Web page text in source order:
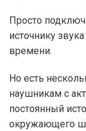
Просто
источнику
времени.
Но есть
наушникам с
постоянный
окружающего